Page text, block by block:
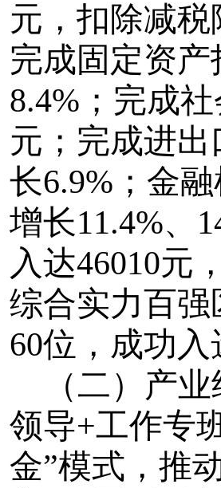
元，扣除减税
完成固定资产
8.4%；完成
元；完成进出
长6.9%；金
增长11.4%、
入达46010元
综合实力百强
60位，成功
（二）产
领导+工作专
金”模式 ， 推